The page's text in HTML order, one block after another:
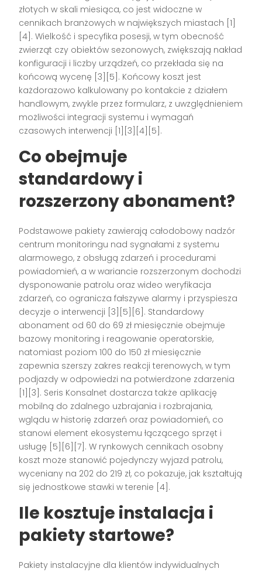
złotych w skali miesiąca, co jest widoczne w
cennikach branżowych w największych miastach [1]
[4]. Wielkość i specyfika posesji, w tym obecność
zwierząt czy obiektów sezonowych, zwiększają nakład
konfiguracji i liczby urządzeń, co przekłada się na
końcową wycenę [3][5]. Końcowy koszt jest
każdorazowo kalkulowany po kontakcie z działem
handlowym, zwykle przez formularz, z uwzględnieniem
możliwości integracji systemu i wymagań
czasowych interwencji [1][3][4][5].
Co obejmuje
standardowy i
rozszerzony abonament?
Podstawowe pakiety zawierają całodobowy nadzór
centrum monitoringu nad sygnałami z systemu
alarmowego, z obsługą zdarzeń i procedurami
powiadomień, a w wariancie rozszerzonym dochodzi
dysponowanie patrolu oraz wideo weryfikacja
zdarzeń, co ogranicza fałszywe alarmy i przyspiesza
decyzje o interwencji [3][5][6]. Standardowy
abonament od 60 do 69 zł miesięcznie obejmuje
bazowy monitoring i reagowanie operatorskie,
natomiast poziom 100 do 150 zł miesięcznie
zapewnia szerszy zakres reakcji terenowych, w tym
podjazdy w odpowiedzi na potwierdzone zdarzenia
[1][3]. Seris Konsalnet dostarcza także aplikację
mobilną do zdalnego uzbrajania i rozbrajania,
wglądu w historię zdarzeń oraz powiadomień, co
stanowi element ekosystemu łączącego sprzęt i
usługę [5][6][7]. W rynkowych cennikach osobny
koszt może stanowić pojedynczy wyjazd patrolu,
wyceniany na 202 do 219 zł, co pokazuje, jak kształtują
się jednostkowe stawki w terenie [4].
Ile kosztuje instalacja i
pakiety startowe?
Pakiety instalacyjne dla klientów indywidualnych